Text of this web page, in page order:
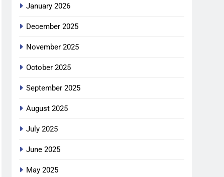
January 2026
December 2025
November 2025
October 2025
September 2025
August 2025
July 2025
June 2025
May 2025